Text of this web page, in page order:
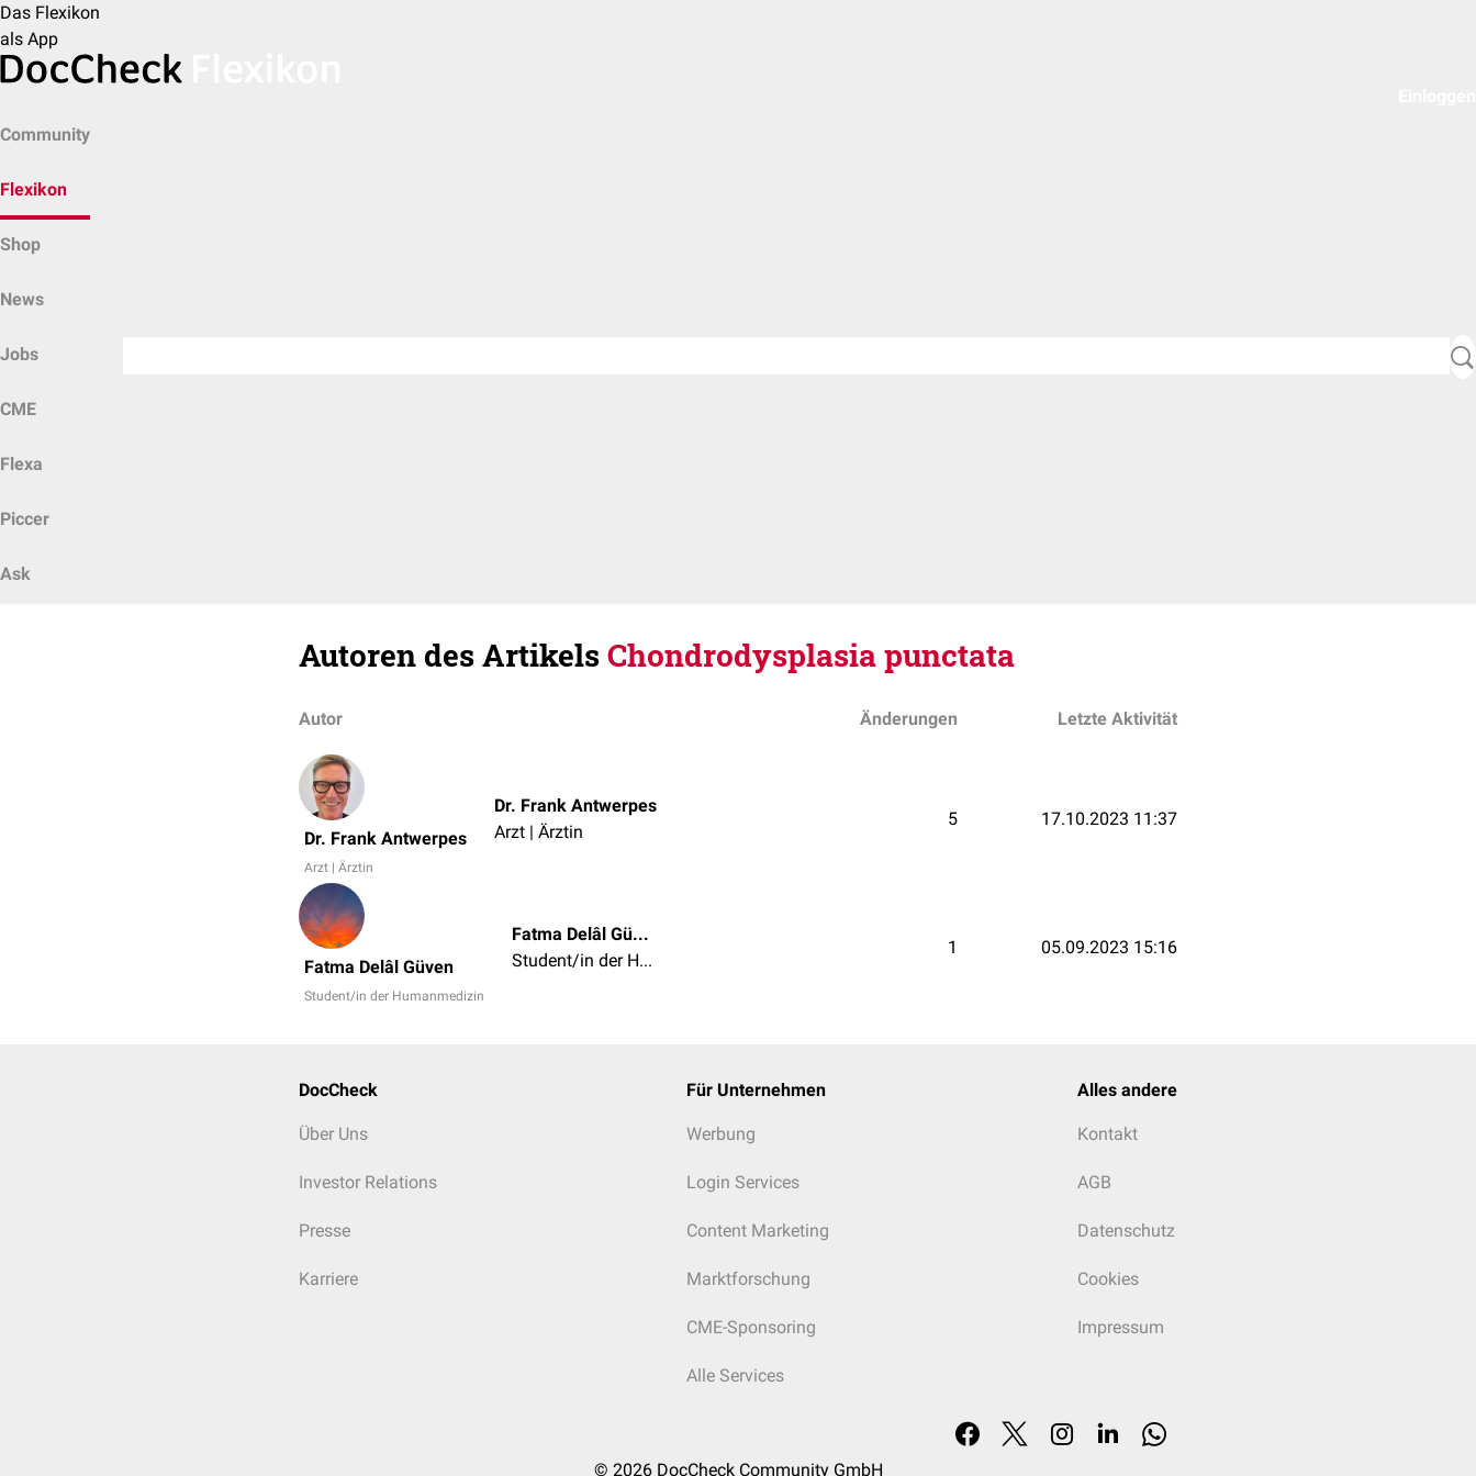
Das Flexikon
als App
Community
Flexikon
Shop
News
Jobs
CME
Flexa
Piccer
Ask
Autoren des ArtikelsChondrodysplasia punctata
Autor Änderungen Letzte Aktivität
Dr. Frank Antwerpes
Arzt | Ärztin
Dr. Frank Antwerpes
Arzt | Ärztin
5 17.10.2023 11:37
Fatma Delâl Güven
Student/in der Humanmedizin
Fatma Delâl Güven
Student/in der Humanmedizin
1 05.09.2023 15:16
DocCheck
Über Uns
Investor Relations
Presse
Karriere
Für Unternehmen
Werbung
Login Services
Content Marketing
Marktforschung
CME-Sponsoring
Alle Services
Alles andere
Kontakt
AGB
Datenschutz
Cookies
Impressum
© 2026 DocCheck Community GmbH